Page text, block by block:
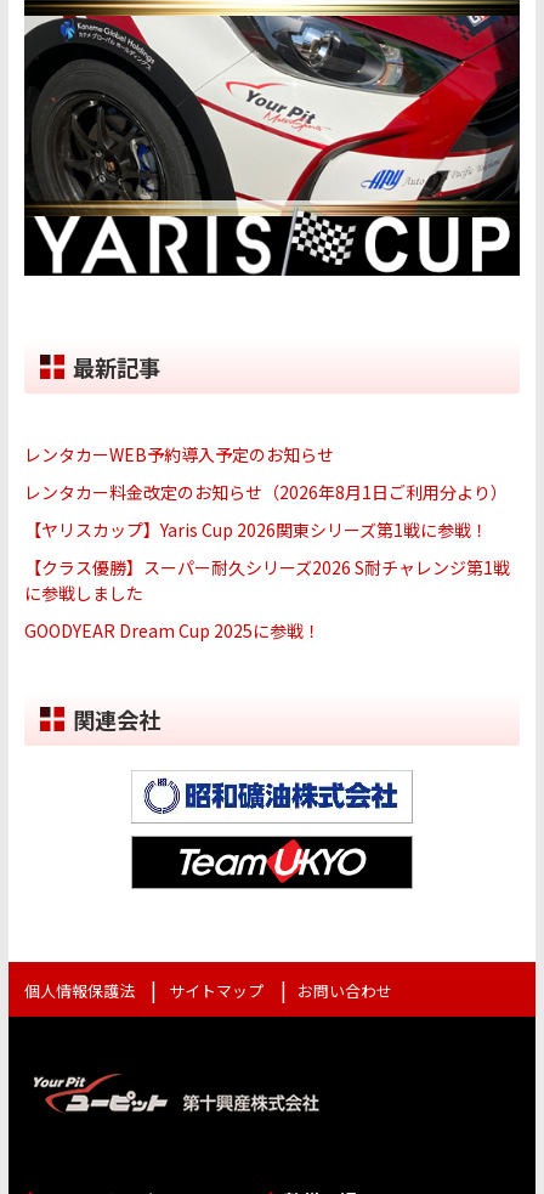
最新記事
レンタカーWEB予約導入予定のお知らせ
レンタカー料金改定のお知らせ（2026年8月1日ご利用分より）
【ヤリスカップ】Yaris Cup 2026関東シリーズ第1戦に参戦！
【クラス優勝】スーパー耐久シリーズ2026 S耐チャレンジ第1戦
に参戦しました
GOODYEAR Dream Cup 2025に参戦！
関連会社
個人情報保護法 サイトマップ お問い合わせ